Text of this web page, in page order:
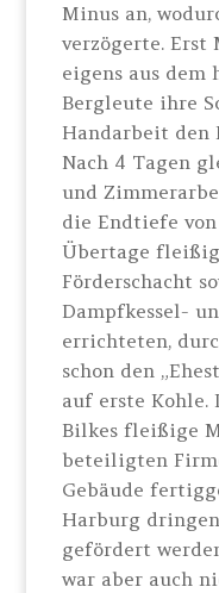
Minus an,
verzögerte. Erst
eigens aus dem
Bergleute ihre
Handarbeit den
Nach 4 Tagen
und
die Endtiefe
Übertage
Förderschacht
Dampfkessel-
errichteten,
schon den
auf erste Kohle.
Bilkes fleißige
beteiligten
Gebäude
Harburg
gefördert
war aber auch